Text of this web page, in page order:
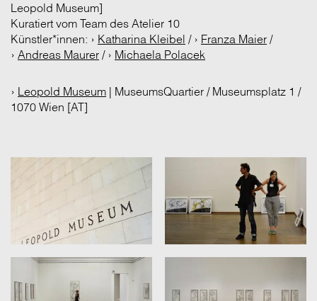
Leopold Museum]
Kuratiert vom Team des Atelier 10
Künstler*innen: › Katharina Kleibel / › Franza Maier /
› Andreas Maurer / › Michaela Polacek
› Leopold Museum | MuseumsQuartier / Museumsplatz 1 /
1070 Wien [AT]